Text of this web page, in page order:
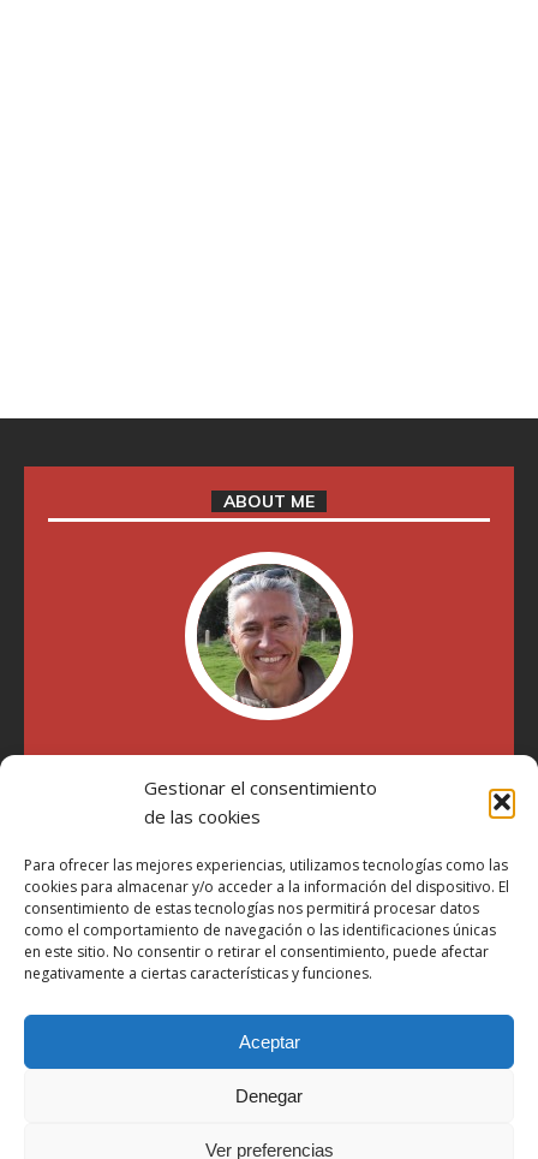
Gestionar el consentimiento
de las cookies
Para ofrecer las mejores experiencias, utilizamos tecnologías como las
cookies para almacenar y/o acceder a la información del dispositivo. El
consentimiento de estas tecnologías nos permitirá procesar datos
como el comportamiento de navegación o las identificaciones únicas
en este sitio. No consentir o retirar el consentimiento, puede afectar
negativamente a ciertas características y funciones.
Aceptar
Denegar
Ver preferencias
ABOUT ME
"Soy Manel Hospido, nací en Valencia en 1969 y desde el
año 2007 he escrito sobre motos en distintos medios.
Millatrece.com es una apuesta por escribir sobre lo que me
participa"
Aviso Legal
Política de Privacidad
Más Información sobre Cookies